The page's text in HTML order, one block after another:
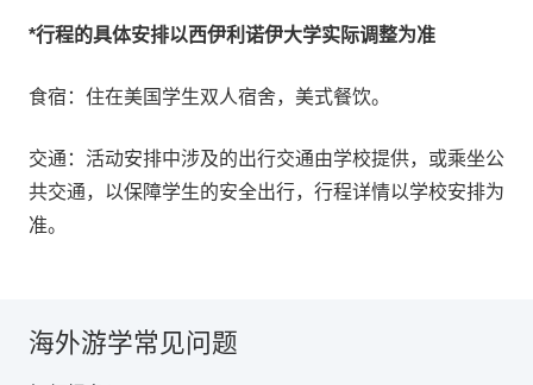
*行程的具体安排以西伊利诺伊大学实际调整为准
食宿：住在美国学生双人宿舍，美式餐饮。
交通：活动安排中涉及的出行交通由学校提供，或乘坐公
共交通，以保障学生的安全出行，行程详情以学校安排为
准。
海外游学常见问题